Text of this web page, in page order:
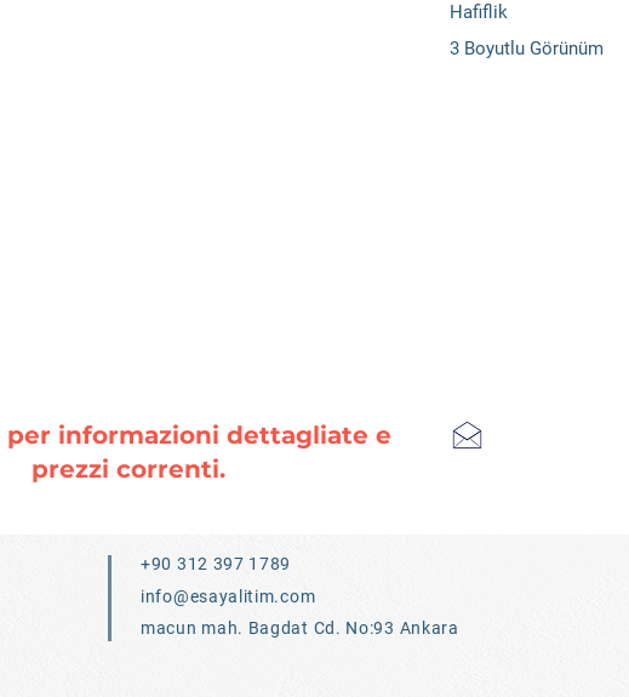
Hafiflik
3 Boyutlu Görünüm
informazioni dettagliate e
prezzi correnti.
+90 312 397 1789
info@esayalitim.com
macun mah. Bagdat Cd. No:93 Ankara